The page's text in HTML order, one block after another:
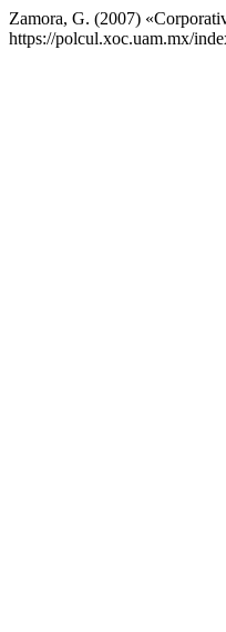
Zamora, G. (2007)
https://polcul.xoc.uam.mx/